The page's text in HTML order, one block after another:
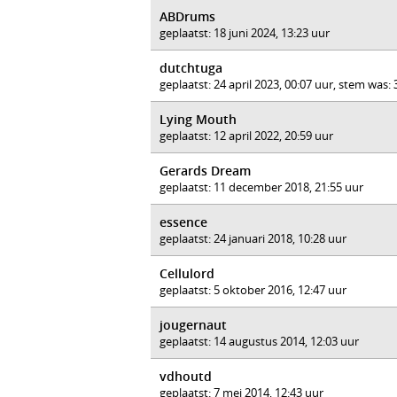
ABDrums
geplaatst: 18 juni 2024, 13:23 uur
dutchtuga
geplaatst: 24 april 2023, 00:07 uur, stem was:
Lying Mouth
geplaatst: 12 april 2022, 20:59 uur
Gerards Dream
geplaatst: 11 december 2018, 21:55 uur
essence
geplaatst: 24 januari 2018, 10:28 uur
Cellulord
geplaatst: 5 oktober 2016, 12:47 uur
jougernaut
geplaatst: 14 augustus 2014, 12:03 uur
vdhoutd
geplaatst: 7 mei 2014, 12:43 uur